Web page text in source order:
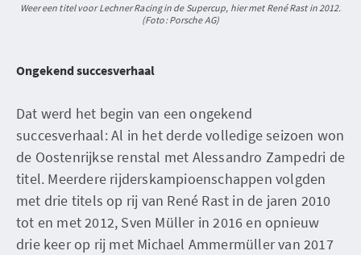
Weer een titel voor Lechner Racing in de Supercup, hier met René Rast in 2012.
(Foto: Porsche AG)
Ongekend succesverhaal
Dat werd het begin van een ongekend
succesverhaal: Al in het derde volledige seizoen won
de Oostenrijkse renstal met Alessandro Zampedri de
titel. Meerdere rijderskampioenschappen volgden
met drie titels op rij van René Rast in de jaren 2010
tot en met 2012, Sven Müller in 2016 en opnieuw
drie keer op rij met Michael Ammermüller van 2017